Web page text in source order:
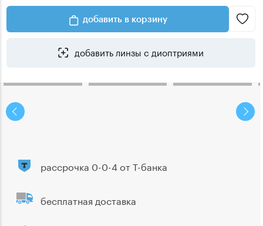
добавить в корзину
добавить линзы с диоптриями
рассрочка 0-0-4 от Т-банка
бесплатная доставка